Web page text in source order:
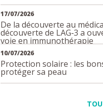
17/07/2026
De la découverte au
découverte de LAG‑3 a
voie en immunothérapie
10/07/2026
Protection solaire : les
protéger sa peau